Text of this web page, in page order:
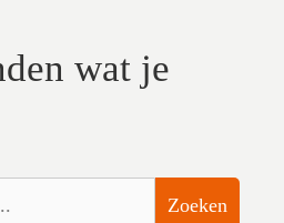
wat je
Zoeken